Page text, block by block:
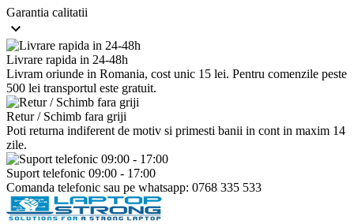
Garantia calitatii

Livrare rapida in 24-48h
Livram oriunde in Romania, cost unic 15 lei. Pentru comenzile peste
500 lei transportul este gratuit.
Retur / Schimb fara griji
Poti returna indiferent de motiv si primesti banii in cont in maxim 14
zile.
Suport telefonic 09:00 - 17:00
Comanda telefonic sau pe whatsapp: 0768 335 533